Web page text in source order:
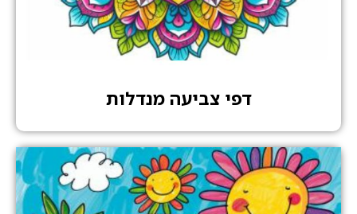
דפי צביעה מנדלות